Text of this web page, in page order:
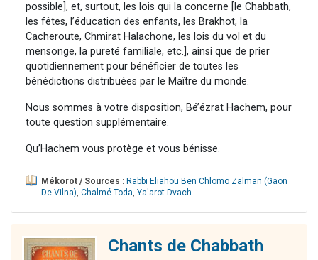
possible], et, surtout, les lois qui la concerne [le Chabbath,
les fêtes, l’éducation des enfants, les Brakhot, la
Cacheroute, Chmirat Halachone, les lois du vol et du
mensonge, la pureté familiale, etc.], ainsi que de prier
quotidiennement pour bénéficier de toutes les
bénédictions distribuées par le Maître du monde.
Nous sommes à votre disposition, Bé’ézrat Hachem, pour
toute question supplémentaire.
Qu’Hachem vous protège et vous bénisse.
Mékorot / Sources : Rabbi Eliahou Ben Chlomo Zalman (Gaon
De Vilna), Chalmé Toda, Ya'arot Dvach.
Chants de Chabbath